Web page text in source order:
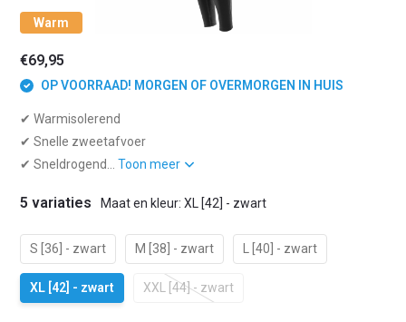
Warm
€69,95
OP VOORRAAD! MORGEN OF OVERMORGEN IN HUIS
✔ Warmisolerend
✔ Snelle zweetafvoer
✔ Sneldrogend...Toon meer
5 variaties Maat en kleur: XL [42] - zwart
S [36] - zwart M [38] - zwart L [40] - zwart
XL [42] - zwart XXL [44] - zwart